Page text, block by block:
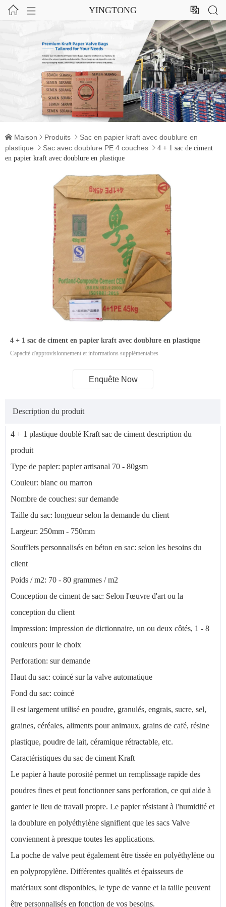
  YINGTONG  
 Maison  Produits  Sac en papier kraft avec doublure en
plastique
 Sac avec doublure PE 4 couches  4 + 1 sac de ciment
en papier kraft avec doublure en plastique
4 + 1 sac de ciment en papier kraft avec doublure en plastique
Capacité d'approvisionnement et informations supplémentaires
Enquête Now
Description du produit
4 + 1 plastique doublé Kraft sac de ciment description du
produit
Type de papier: papier artisanal 70 - 80gsm
Couleur: blanc ou marron
Nombre de couches: sur demande
Taille du sac: longueur selon la demande du client
Largeur: 250mm - 750mm
Soufflets personnalisés en béton en sac: selon les besoins du
client
Poids / m2: 70 - 80 grammes / m2
Conception de ciment de sac: Selon l'œuvre d'art ou la
conception du client
Impression: impression de dictionnaire, un ou deux côtés, 1 - 8
couleurs pour le choix
Perforation: sur demande
Haut du sac: coincé sur la valve automatique
Fond du sac: coincé
Il est largement utilisé en poudre, granulés, engrais, sucre, sel,
graines, céréales, aliments pour animaux, grains de café, résine
plastique, poudre de lait, céramique rétractable, etc.
Caractéristiques du sac de ciment Kraft
Le papier à haute porosité permet un remplissage rapide des
poudres fines et peut fonctionner sans perforation, ce qui aide à
garder le lieu de travail propre. Le papier résistant à l'humidité et
la doublure en polyéthylène signifient que les sacs Valve
conviennent à presque toutes les applications.
La poche de valve peut également être tissée en polyéthylène ou
en polypropylène. Différentes qualités et épaisseurs de
matériaux sont disponibles, le type de vanne et la taille peuvent
être personnalisés en fonction de vos besoins.